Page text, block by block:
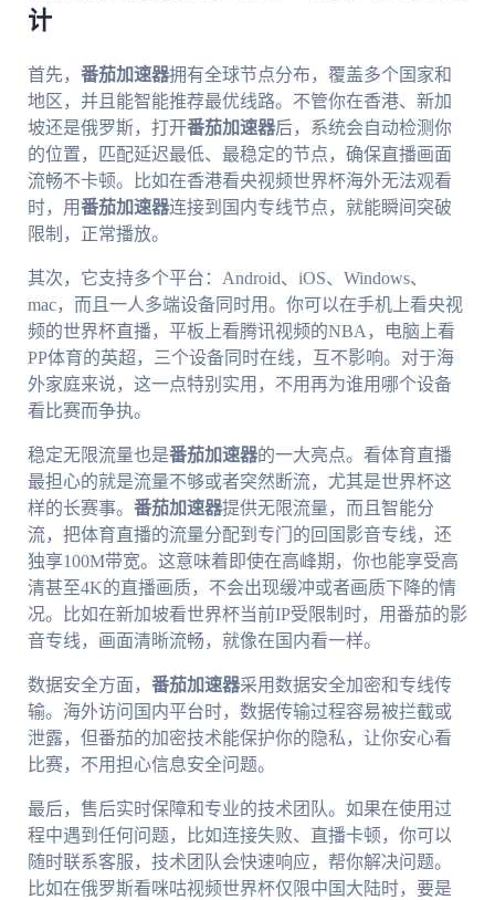
计
首先， 番茄加速器拥有全球节点分布，覆盖多个国家和
地区，并且能智能推荐最优线路。不管你在香港、新加
坡还是俄罗斯，打开番茄加速器后，系统会自动检测你
的位置，匹配延迟最低、最稳定的节点，确保直播画面
流畅不卡顿。比如在香港看央视频世界杯海外无法观看
时，用番茄加速器连接到国内专线节点，就能瞬间突破
限制，正常播放。
其次，它支持多个平台：Android、iOS、Windows、
mac，而且一人多端设备同时用。你可以在手机上看央视
频的世界杯直播，平板上看腾讯视频的NBA，电脑上看
PP体育的英超，三个设备同时在线，互不影响。对于海
外家庭来说，这一点特别实用，不用再为谁用哪个设备
看比赛而争执。
稳定无限流量也是番茄加速器的一大亮点。看体育直播
最担心的就是流量不够或者突然断流，尤其是世界杯这
样的长赛事。 番茄加速器提供无限流量，而且智能分
流，把体育直播的流量分配到专门的回国影音专线，还
独享100M带宽。这意味着即使在高峰期，你也能享受高
清甚至4K的直播画质，不会出现缓冲或者画质下降的情
况。比如在新加坡看世界杯当前IP受限制时，用番茄的影
音专线，画面清晰流畅，就像在国内看一样。
数据安全方面， 番茄加速器采用数据安全加密和专线传
输。海外访问国内平台时，数据传输过程容易被拦截或
泄露，但番茄的加密技术能保护你的隐私，让你安心看
比赛，不用担心信息安全问题。
最后，售后实时保障和专业的技术团队。如果在使用过
程中遇到任何问题，比如连接失败、直播卡顿，你可以
随时联系客服，技术团队会快速响应，帮你解决问题。
比如在俄罗斯看咪咕视频世界杯仅限中国大陆时，要是